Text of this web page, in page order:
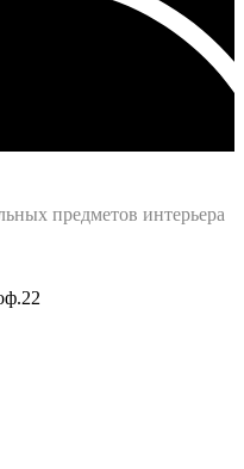
предметов интерьера